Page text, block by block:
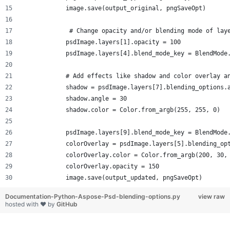
            image.save(output_original, pngSaveOpt)
# Change opacity and/or blending mode of
            psdImage.layers[1].opacity = 100
psdImage.layers[4].blend_mode_key =
# Add effects like shadow and color overlay
shadow =
            shadow.angle = 30
            shadow.color = Color.from_argb(255, 255, 0)
psdImage.layers[9].blend_mode_key =
colorOverlay =
colorOverlay.color = Color.from_argb(200, 30,
            colorOverlay.opacity = 150
            image.save(output_updated, pngSaveOpt)
view raw
Documentation-Python-Aspose-Psd-blending-options.py
hosted with ❤ by GitHub